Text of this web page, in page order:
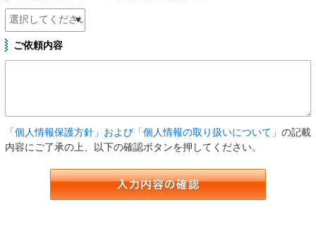
ご依頼内容
「個人情報保護方針」および「個人情報の取り扱いについて」 の記載
内容にご了承の上、以下の確認ボタンを押してください。